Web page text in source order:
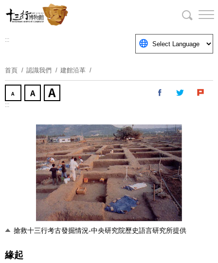
要
塊
:::
首頁 認識我們 建館沿革
:::
搶救十三行考古發掘情況-中央研究院歷史語言研究所提供
緣起